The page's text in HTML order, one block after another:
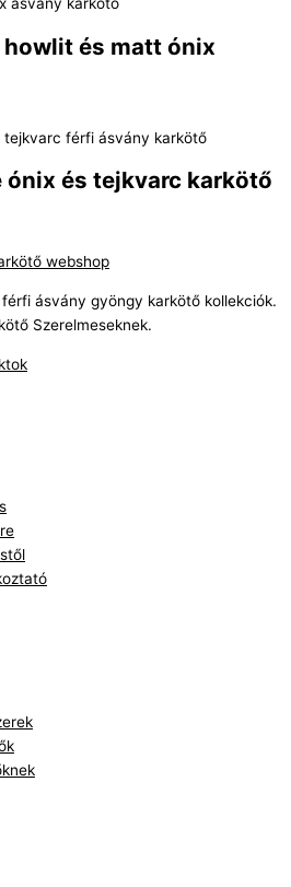
és matt ónix
ónix és tejkvarc karkötő
ásvány gyöngy karkötő kollekciók.
Szerelmeseknek.